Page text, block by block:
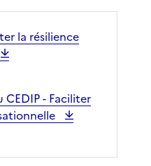
la résilience
- Faciliter